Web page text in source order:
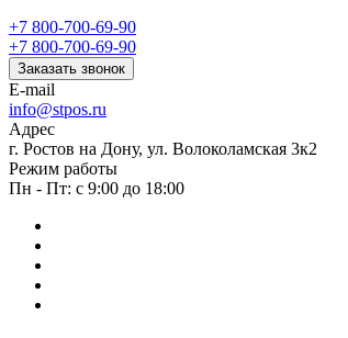
+7 800-700-69-90
+7 800-700-69-90
Заказать звонок
E-mail
info@stpos.ru
Адрес
г. Ростов на Дону, ул. Волоколамская 3к2
Режим работы
Пн - Пт: с 9:00 до 18:00